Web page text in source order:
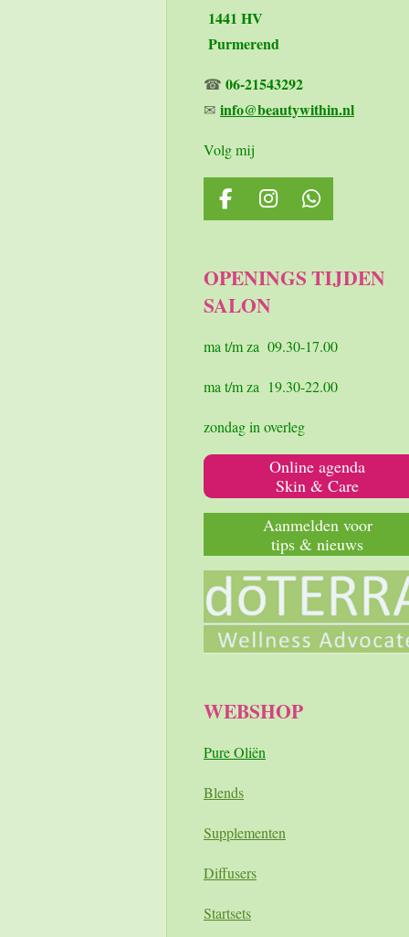
1441 HV
Purmerend
☎ 06-21543292
✉ info@beautywithin.nl
Volg mij
F
a
b
o
k
I
n
a
g
a
W
h
s
p
OPENINGS TIJDEN
SALON
ma t/m za 09.30-17.00
ma t/m za 19.30-22.00
zondag in overleg
Online agenda
Skin & Care
Aanmelden voor
tips & nieuws
WEBSHOP
Pure Oliën
Blends
Supplementen
Diffusers
Startsets